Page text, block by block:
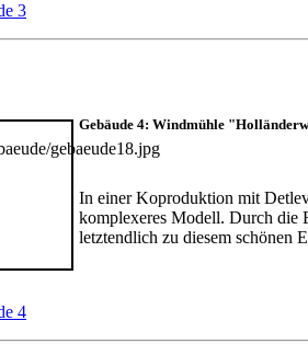
3
Gebäude 4: Windmühle
In einer Koproduktion mit
komplexeres Modell. Durch die
letztendlich zu diesem schönen
4